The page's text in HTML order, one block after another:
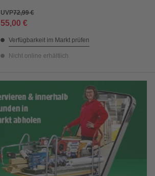
UVP72,99 €
55,00 €
Verfügbarkeit im Markt prüfen
Nicht online erhältlich